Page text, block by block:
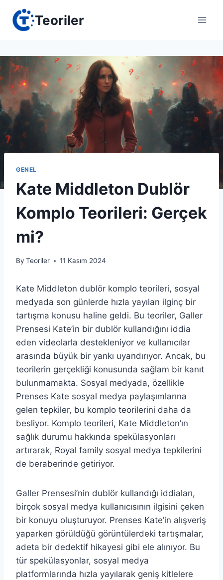
content
Teoriler
GENEL
Kate Middleton Dublör
Komplo Teorileri: Gerçek
mi?
By Teoriler 11 Kasım 2024
Kate Middleton dublör komplo teorileri, sosyal
medyada son günlerde hızla yayılan ilginç bir
tartışma konusu haline geldi. Bu teoriler, Galler
Prensesi Kate’in bir dublör kullandığını iddia
eden videolarla destekleniyor ve kullanıcılar
arasında büyük bir yankı uyandırıyor. Ancak, bu
teorilerin gerçekliği konusunda sağlam bir kanıt
bulunmamakta. Sosyal medyada, özellikle
Prenses Kate sosyal medya paylaşımlarına
gelen tepkiler, bu komplo teorilerini daha da
besliyor. Komplo teorileri, Kate Middleton’ın
sağlık durumu hakkında spekülasyonları
artırarak, Royal family sosyal medya tepkilerini
de beraberinde getiriyor.
Galler Prensesi’nin dublör kullandığı iddiaları,
birçok sosyal medya kullanıcısının ilgisini çeken
bir konuyu oluşturuyor. Prenses Kate’in alışveriş
yaparken görüldüğü görüntülerdeki tartışmalar,
adeta bir dedektif hikayesi gibi ele alınıyor. Bu
tür spekülasyonlar, sosyal medya
platformlarında hızla yayılarak geniş kitlelere